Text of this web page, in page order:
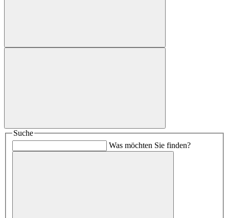
Suche
Was möchten Sie finden?